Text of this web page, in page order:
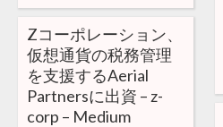
Zコーポレーション、
仮想通貨の税務管理
を支援するAerial
Partnersに出資 – z-
corp – Medium